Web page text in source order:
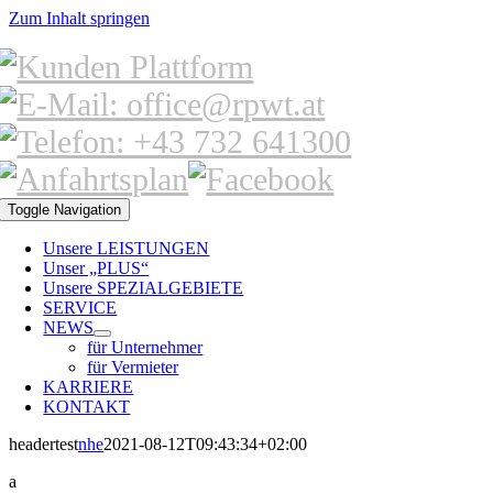
Zum Inhalt springen
Toggle Navigation
Unsere LEISTUNGEN
Unser „PLUS“
Unsere SPEZIALGEBIETE
SERVICE
NEWS
für Unternehmer
für Vermieter
KARRIERE
KONTAKT
headertestnhe2021-08-12T09:43:34+02:00
a